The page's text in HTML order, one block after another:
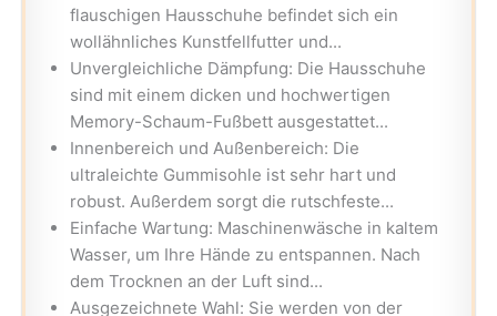
flauschigen Hausschuhe befindet sich ein
wollähnliches Kunstfellfutter und...
Unvergleichliche Dämpfung: Die Hausschuhe
sind mit einem dicken und hochwertigen
Memory-Schaum-Fußbett ausgestattet...
Innenbereich und Außenbereich: Die
ultraleichte Gummisohle ist sehr hart und
robust. Außerdem sorgt die rutschfeste...
Einfache Wartung: Maschinenwäsche in kaltem
Wasser, um Ihre Hände zu entspannen. Nach
dem Trocknen an der Luft sind...
Ausgezeichnete Wahl: Sie werden von der